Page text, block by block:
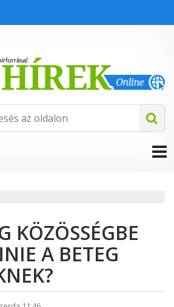
KÖZÖSSÉGBE
A BETEG